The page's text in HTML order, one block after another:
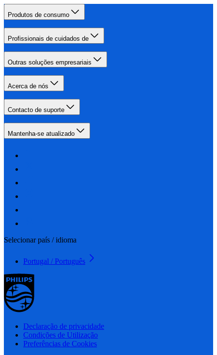
Produtos de consumo
Profissionais de cuidados de
Outras soluções empresariais
Acerca de nós
Contacto de suporte
Mantenha-se atualizado
Selecionar país / idioma
Portugal / Português
Declaração de privacidade
Condições de Utilização
Preferências de Cookies